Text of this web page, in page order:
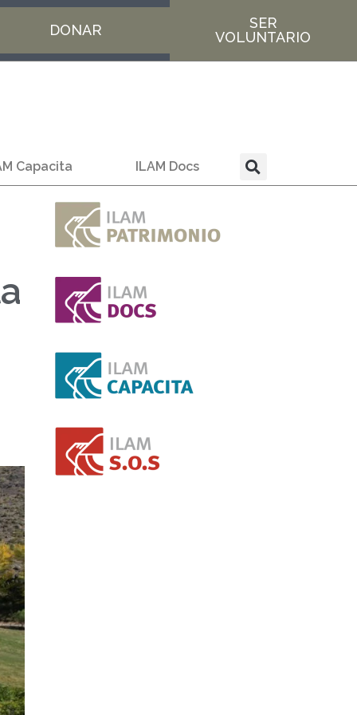
DONAR
SER
VOLUNTARIO
Capacita ILAM Docs